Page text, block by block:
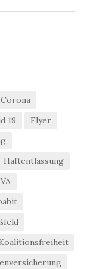
Corona
19
Flyer
Haftentlassung